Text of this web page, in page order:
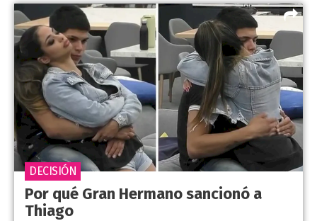
Por qué Gran Hermano sancionó a
Thiago
DECISIÓN